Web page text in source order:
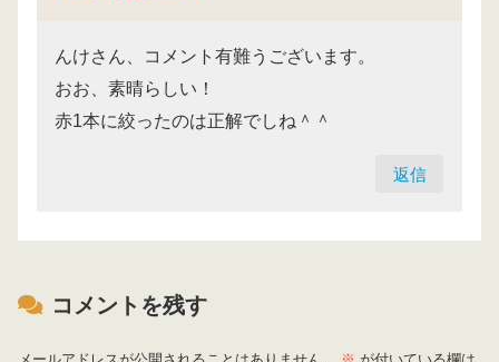
んけさん、コメント有難うございます。
おお、素晴らしい！
赤1本に絞ったのは正解でしね＾＾
返信
コメントを残す